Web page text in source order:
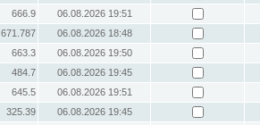
666.9
06.08.2026 19:51
671.787
06.08.2026 18:48
663.3
06.08.2026 19:50
484.7
06.08.2026 19:45
645.5
06.08.2026 19:51
325.39
06.08.2026 19:45